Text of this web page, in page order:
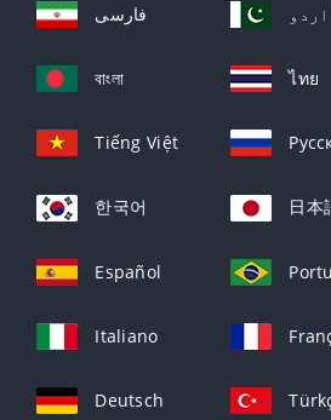
فارسی اردو
বাংলা ไทย
Tiếng Việt
한국어 日本
Español
Italiano
Deutsch